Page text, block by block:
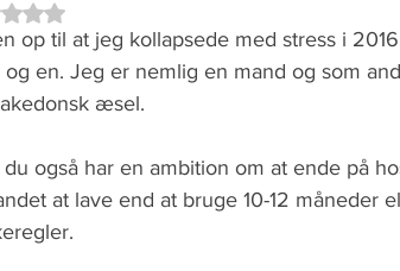
Bedømt til NaN ud af 5 stjerner.
op til at jeg kollapsede med stress i
og en. Jeg er nemlig en mand og som
æsel.
du også har en ambition om at ende på
at lave end at bruge 10-12 måneder